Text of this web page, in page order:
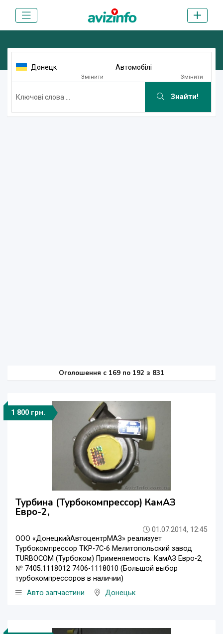
Донецк
Змінити
Автомобілі
Змінити
Знайти!
Оголошення c 169 по 192 з 831
1 800 грн.
Турбина (Турбокомпрессор) КамАЗ
Евро-2,
01.07.2014, 12:45
ООО «ДонецкийАвтоцентрМАЗ» реализует
Турбокомпрессор ТКР-7С-6 Мелитопольский завод
TURBOCOM (Турбоком) Применяемость: КамАЗ Евро-2,
№ 7405.1118012 7406-1118010 (Большой выбор
турбокомпрессоров в наличии)
Авто запчастини
Донецьк